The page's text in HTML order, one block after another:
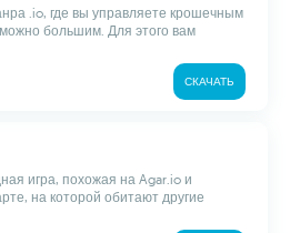
.io, где вы управляете крошечным
можно большим. Для этого вам
СКАЧАТЬ
игра, похожая на Agar.io и
на которой обитают другие